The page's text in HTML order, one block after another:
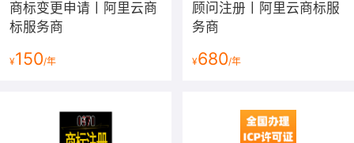
商标变更申请丨阿里云商
标服务商
¥150/年
顾问注册丨阿里云商标服
务商
¥680/年